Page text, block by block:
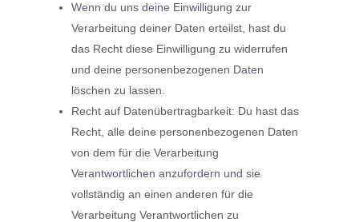
Wenn du uns deine Einwilligung zur
Verarbeitung deiner Daten erteilst, hast du
das Recht diese Einwilligung zu widerrufen
und deine personenbezogenen Daten
löschen zu lassen.
Recht auf Datenübertragbarkeit: Du hast das
Recht, alle deine personenbezogenen Daten
von dem für die Verarbeitung
Verantwortlichen anzufordern und sie
vollständig an einen anderen für die
Verarbeitung Verantwortlichen zu